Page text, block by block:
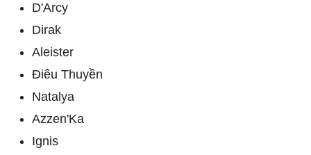
D'Arcy
Dirak
Aleister
Điêu Thuyền
Natalya
Azzen'Ka
Ignis